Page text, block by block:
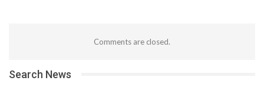
Comments are closed.
Search News